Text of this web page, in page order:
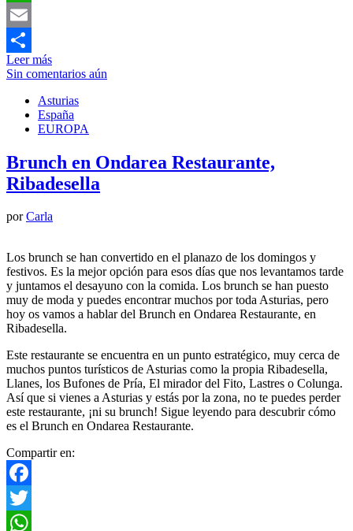
WhatsApp
Email
Compartir
Leer más
Sin comentarios aún
Asturias
España
EUROPA
Brunch en Ondarea Restaurante,
Ribadesella
porCarla
Los brunch se han convertido en el planazo de los domingos y
festivos. Es la mejor opción para esos días que nos levantamos tarde
y juntamos el desayuno con la comida. Los brunch se han puesto
muy de moda y puedes encontrar muchos por toda Asturias, pero
hoy os vamos a hablar del Brunch en Ondarea Restaurante, en
Ribadesella.
Este restaurante se encuentra en un punto estratégico, muy cerca de
muchos puntos turísticos de Asturias como la propia Ribadesella,
Llanes, los Bufones de Pría, El mirador del Fito, Lastres o Colunga.
Así que si vienes a Asturias y estás por la zona, no te puedes perder
este restaurante, ¡ni su brunch! Sigue leyendo para descubrir cómo
es el Brunch en Ondarea Restaurante.
Compartir en:
Facebook
Twitter